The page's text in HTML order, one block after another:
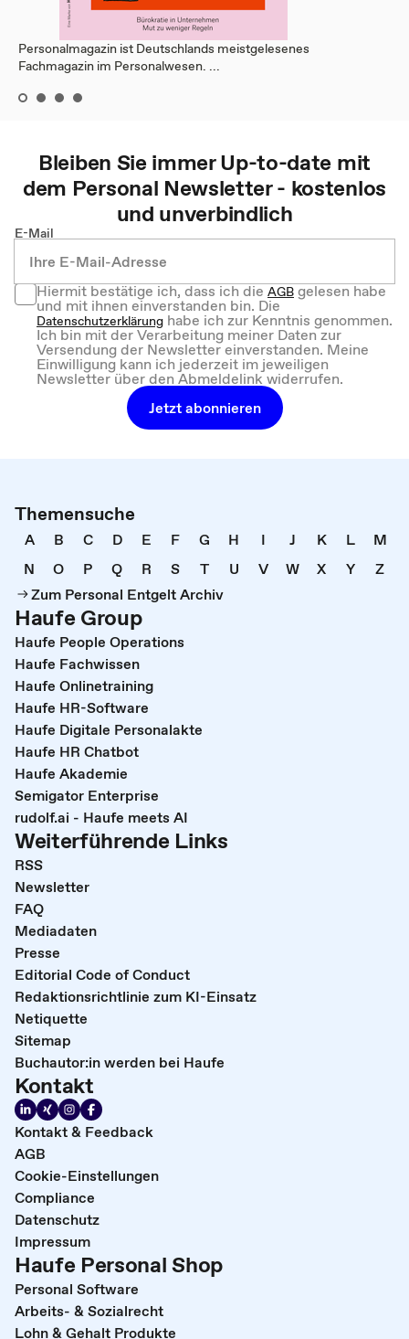
Personalmagazin ist Deutschlands meistgelesenes
Fachmagazin im Personalwesen. ...
Bleiben Sie immer Up-to-date mit
dem Personal Newsletter - kostenlos
und unverbindlich
E-Mail
Hiermit bestätige ich, dass ich dieAGBgelesen habe
und mit ihnen einverstanden bin. Die
Datenschutzerklärung habe ich zur Kenntnis genommen.
Ich bin mit der Verarbeitung meiner Daten zur
Versendung der Newsletter einverstanden. Meine
Einwilligung kann ich jederzeit im jeweiligen
Newsletter über den Abmeldelink widerrufen.
Jetzt abonnieren
Themensuche
A B C D E F G H I J K L
M
N
O P Q R S T U V W X Y
Z
Zum Personal Entgelt Archiv
Haufe Group
Haufe People Operations
Haufe Fachwissen
Haufe Onlinetraining
Haufe HR-Software
Haufe Digitale Personalakte
Haufe HR Chatbot
Haufe Akademie
Semigator Enterprise
rudolf.ai - Haufe meets AI
Weiterführende Links
RSS
Newsletter
FAQ
Mediadaten
Presse
Editorial Code of Conduct
Redaktionsrichtlinie zum KI-Einsatz
Netiquette
Sitemap
Buchautor:in werden bei Haufe
Kontakt
Kontakt & Feedback
AGB
Cookie-Einstellungen
Compliance
Datenschutz
Impressum
Haufe Personal Shop
Personal Software
Arbeits- & Sozialrecht
Lohn & Gehalt Produkte